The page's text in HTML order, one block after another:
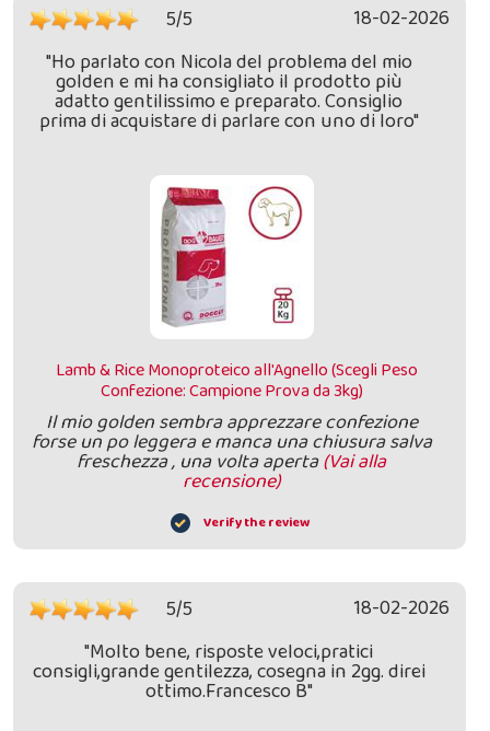
5/5
18-02-2026
"Ho parlato con Nicola del problema del mio
golden e mi ha consigliato il prodotto più
adatto gentilissimo e preparato. Consiglio
prima di acquistare di parlare con uno di loro"
Lamb & Rice Monoproteico all'Agnello (Scegli Peso
Confezione: Campione Prova da 3kg)
Il mio golden sembra apprezzare confezione
forse un po leggera e manca una chiusura salva
freschezza , una volta aperta(Vai alla
recensione)
Verify the review
5/5
18-02-2026
"Molto bene, risposte veloci,pratici
consigli,grande gentilezza, cosegna in 2gg. direi
ottimo.Francesco B"